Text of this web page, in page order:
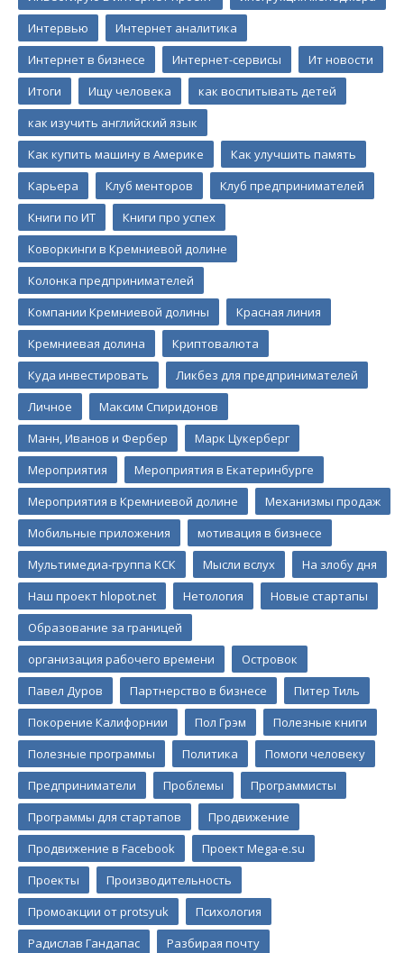
Интервью
Интернет аналитика
Интернет в бизнесе
Интернет-сервисы
Ит новости
Итоги
Ищу человека
как воспитывать детей
как изучить английский язык
Как купить машину в Америке
Как улучшить память
Карьера
Клуб менторов
Клуб предпринимателей
Книги по ИТ
Книги про успех
Коворкинги в Кремниевой долине
Колонка предпринимателей
Компании Кремниевой долины
Красная линия
Кремниевая долина
Криптовалюта
Куда инвестировать
Ликбез для предпринимателей
Личное
Максим Спиридонов
Манн, Иванов и Фербер
Марк Цукерберг
Мероприятия
Мероприятия в Екатеринбурге
Мероприятия в Кремниевой долине
Механизмы продаж
Мобильные приложения
мотивация в бизнесе
Мультимедиа-группа КСК
Мысли вслух
На злобу дня
Наш проект hlopot.net
Нетология
Новые стартапы
Образование за границей
организация рабочего времени
Островок
Павел Дуров
Партнерство в бизнесе
Питер Тиль
Покорение Калифорнии
Пол Грэм
Полезные книги
Полезные программы
Политика
Помоги человеку
Предприниматели
Проблемы
Программисты
Программы для стартапов
Продвижение
Продвижение в Facebook
Проект Mega-e.su
Проекты
Производительность
Промоакции от protsyuk
Психология
Радислав Гандапас
Разбирая почту